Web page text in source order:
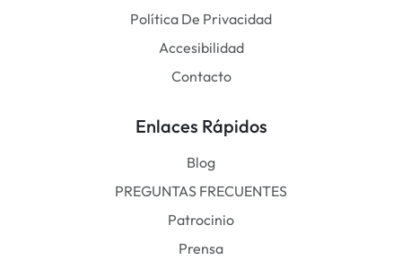
Política De Privacidad
Accesibilidad
Contacto
Enlaces Rápidos
Blog
PREGUNTAS FRECUENTES
Patrocinio
Prensa